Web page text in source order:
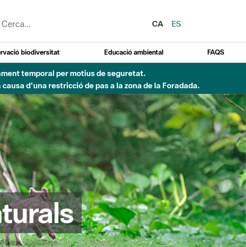
CA
ES
biodiversitat Educació ambiental FAQS
temporal per motius de seguretat.
d'una restricció de pas a la zona de la Foradada.